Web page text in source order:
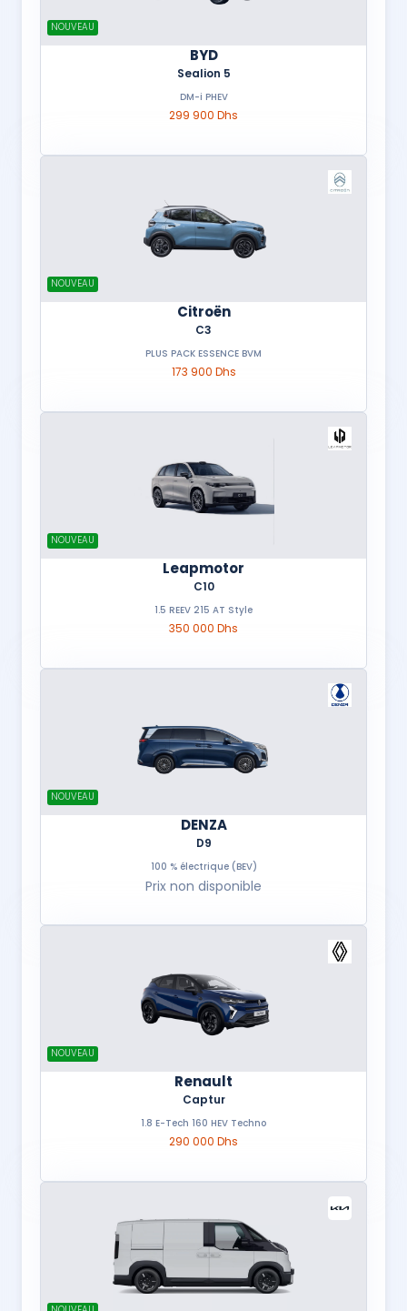
NOUVEAU
BYD
Sealion 5
DM-i PHEV
299 900 Dhs
NOUVEAU
Citroën
C3
PLUS PACK ESSENCE BVM
173 900 Dhs
NOUVEAU
Leapmotor
C10
1.5 REEV 215 AT Style
350 000 Dhs
NOUVEAU
DENZA
D9
100 % électrique (BEV)
Prix non disponible
NOUVEAU
Renault
Captur
1.8 E-Tech 160 HEV Techno
290 000 Dhs